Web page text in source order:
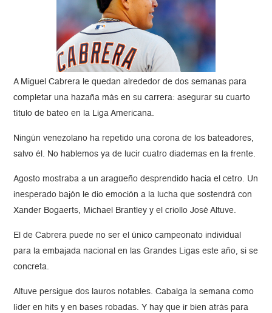
A Miguel Cabrera le quedan alrededor de dos semanas para
completar una hazaña más en su carrera: asegurar su cuarto
título de bateo en la Liga Americana.
Ningún venezolano ha repetido una corona de los bateadores,
salvo él. No hablemos ya de lucir cuatro diademas en la frente.
Agosto mostraba a un aragüeño desprendido hacia el cetro. Un
inesperado bajón le dio emoción a la lucha que sostendrá con
Xander Bogaerts, Michael Brantley y el criollo José Altuve.
El de Cabrera puede no ser el único campeonato individual
para la embajada nacional en las Grandes Ligas este año, si se
concreta.
Altuve persigue dos lauros notables. Cabalga la semana como
líder en hits y en bases robadas. Y hay que ir bien atrás para